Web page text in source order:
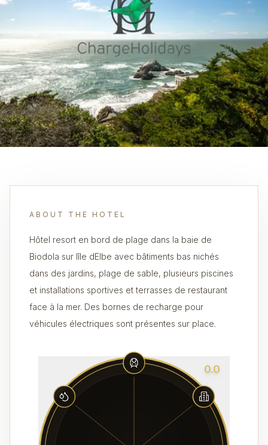
ABOUT THE HOTEL
Hôtel resort en bord de plage dans la baie de
Biodola sur lîle dElbe avec bâtiments bas nichés
dans des jardins, plage de sable, plusieurs piscines
et installations sportives et terrasses de restaurant
face à la mer. Des bornes de recharge pour
véhicules électriques sont présentes sur place.
0.0